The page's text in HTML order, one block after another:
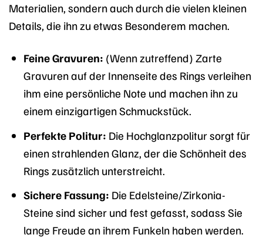
Materialien, sondern auch durch die vielen kleinen
Details, die ihn zu etwas Besonderem machen.
Feine Gravuren: (Wenn zutreffend) Zarte
Gravuren auf der Innenseite des Rings verleihen
ihm eine persönliche Note und machen ihn zu
einem einzigartigen Schmuckstück.
Perfekte Politur: Die Hochglanzpolitur sorgt für
einen strahlenden Glanz, der die Schönheit des
Rings zusätzlich unterstreicht.
Sichere Fassung: Die Edelsteine/Zirkonia-
Steine sind sicher und fest gefasst, sodass Sie
lange Freude an ihrem Funkeln haben werden.